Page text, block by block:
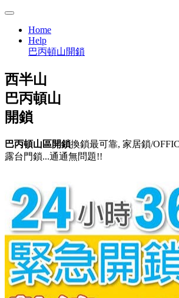
Home
Help
巴丙頓山開鎖
西半山
巴丙頓山
開鎖
巴丙頓山區開鎖換鎖最可靠, 家居鎖/
露台門鎖...通通無問題!!